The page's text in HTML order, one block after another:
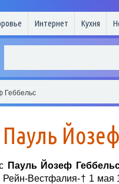
Интернет Кухня
Геббельс
Пауль
Пауль Йозеф
Вестфалия-† 1 мая